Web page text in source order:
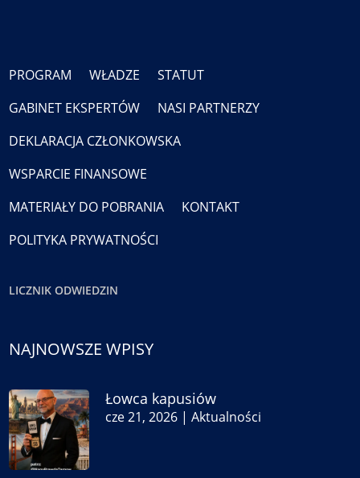
PROGRAM WŁADZE
STATUT
GABINET EKSPERTÓW
NASI PARTNERZY
DEKLARACJA CZŁONKOWSKA
WSPARCIE FINANSOWE
MATERIAŁY DO POBRANIA
KONTAKT
POLITYKA PRYWATNOŚCI
LICZNIK ODWIEDZIN
NAJNOWSZE WPISY
Łowca kapusiów
cze 21, 2026 |Aktualności